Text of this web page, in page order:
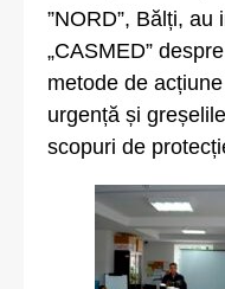
”NORD”, Bălți, au
„CASMED”
metode de
urgență și
scopuri de